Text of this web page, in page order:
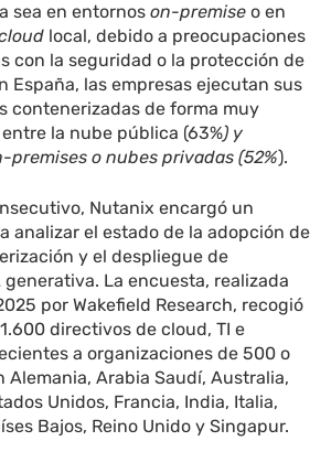
sea en entornoson-premise o en
local, debido a preocupaciones
con la seguridad o la protección de
España, las empresas ejecutan sus
contenerizadas de forma muy
la nube pública (63%) y
premises o nubes privadas (52%).
Nutanix encargó un
analizar el estado de la adopción de
y el despliegue de
La encuesta, realizada
por Wakefield Research, recogió
directivos de cloud, TI e
a organizaciones de 500 o
Alemania, Arabia Saudí, Australia,
Unidos, Francia, India, Italia,
Bajos, Reino Unido y Singapur.